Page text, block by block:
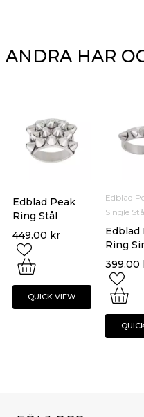
ANDRA HAR
Edblad Peak
Ring Stål
449.00 kr
QUICK VIEW
Edblad
Single
Edblad
Ring
399.00